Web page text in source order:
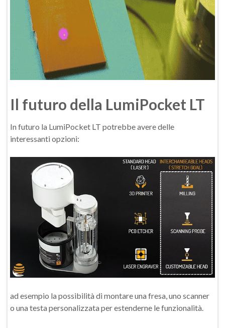
Il futuro della LumiPocket LT
In futuro la LumiPocket LT potrebbe avere delle
interessanti opzioni:
ad esempio la possibilità di montare una fresa, uno scanner
o una testa personalizzata per estenderne le funzionalità.